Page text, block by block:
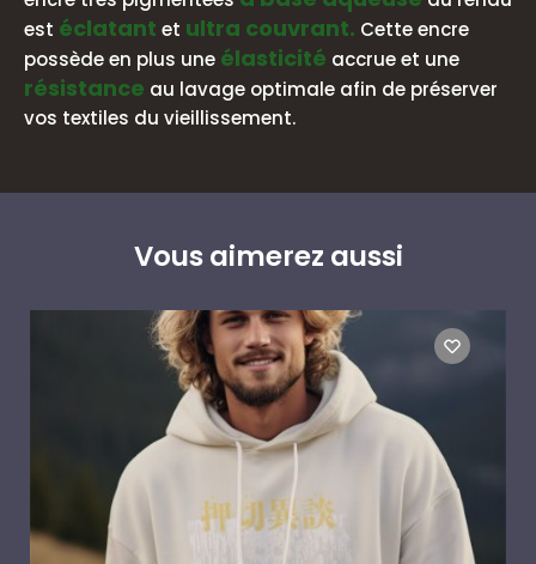
est éclatant et ultra couvrant. Cette encre
possède en plus une élasticité accrue et une
résistance au lavage optimale afin de préserver
vos textiles du vieillissement.
Vous aimerez aussi